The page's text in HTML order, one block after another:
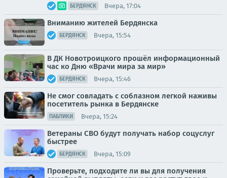
БЕРДЯНСК Вчера, 17:04
Вниманию жителей Бердянска
БЕРДЯНСК Вчера, 15:54
В ДК Новотроицкого прошёл информационный
час ко Дню «Врачи мира за мир»
БЕРДЯНСК Вчера, 15:46
Не смог совладать с соблазном легкой наживы
посетитель рынка в Бердянске
ПАБЛИКИ Вчера, 15:24
Ветераны СВО будут получать набор соцуслуг
быстрее
БЕРДЯНСК Вчера, 15:09
Проверьте, подходите ли вы для получения